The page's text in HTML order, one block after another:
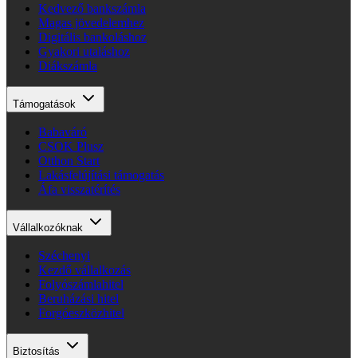
Kedvező bankszámla
Magas jövedelemhez
Digitális bankoláshoz
Gyakori utaláshoz
Diákszámla
Támogatások
Babaváró
CSOK Plusz
Otthon Start
Lakásfelújítási támogatás
Áfa visszatérítés
Vállalkozóknak
Széchenyi
Kezdő vállalkozás
Folyószámlahitel
Beruházási hitel
Forgóeszközhitel
Biztosítás